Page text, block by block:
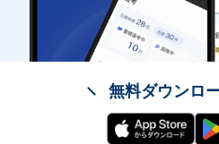
無料ダウンロ